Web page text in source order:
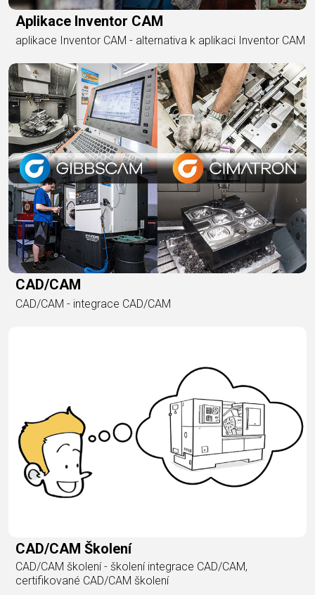
Aplikace Inventor CAM
aplikace Inventor CAM - alternativa k aplikaci Inventor CAM
CAD/CAM
CAD/CAM - integrace CAD/CAM
CAD/CAM Školení
CAD/CAM školení - školení integrace CAD/CAM,
certifikované CAD/CAM školení